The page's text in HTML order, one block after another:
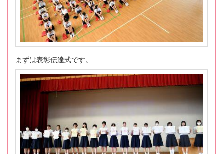
まずは表彰伝達式です。